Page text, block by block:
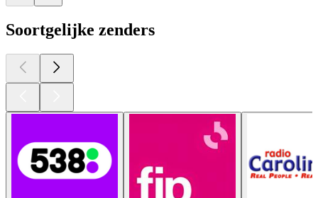
Soortgelijke zenders